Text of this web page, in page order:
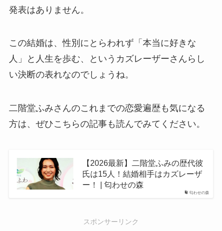
発表はありません。
この結婚は、性別にとらわれず「本当に好きな
人」と人生を歩む、というカズレーザーさんらし
い決断の表れなのでしょうね。
二階堂ふみさんのこれまでの恋愛遍歴も気になる
方は、ぜひこちらの記事も読んでみてください。
匂わせの森
【2026最新】二階堂ふみの歴代彼
氏は15人！結婚相手はカズレーザ
ー！ | 匂わせの森
スポンサーリンク